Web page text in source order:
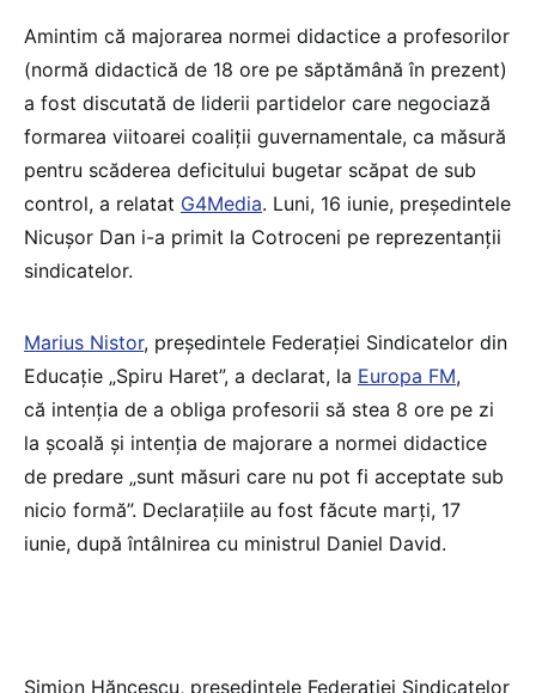
Amintim că majorarea normei didactice a profesorilor
(normă didactică de 18 ore pe săptămână în prezent)
a fost discutată de liderii partidelor care negociază
formarea viitoarei coaliții guvernamentale, ca măsură
pentru scăderea deficitului bugetar scăpat de sub
control, a relatat G4Media. Luni, 16 iunie, preşedintele
Nicuşor Dan i-a primit la Cotroceni pe reprezentanții
sindicatelor.
Marius Nistor, președintele Federației Sindicatelor din
Educație „Spiru Haret”, a declarat, la Europa FM,
că intenția de a obliga profesorii să stea 8 ore pe zi
la școală și intenția de majorare a normei didactice
de predare „sunt măsuri care nu pot fi acceptate sub
nicio formă”. Declarațiile au fost făcute marți, 17
iunie, după întâlnirea cu ministrul Daniel David.
Simion Hăncescu, președintele Federației Sindicatelor